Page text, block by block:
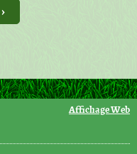
Affichage Web